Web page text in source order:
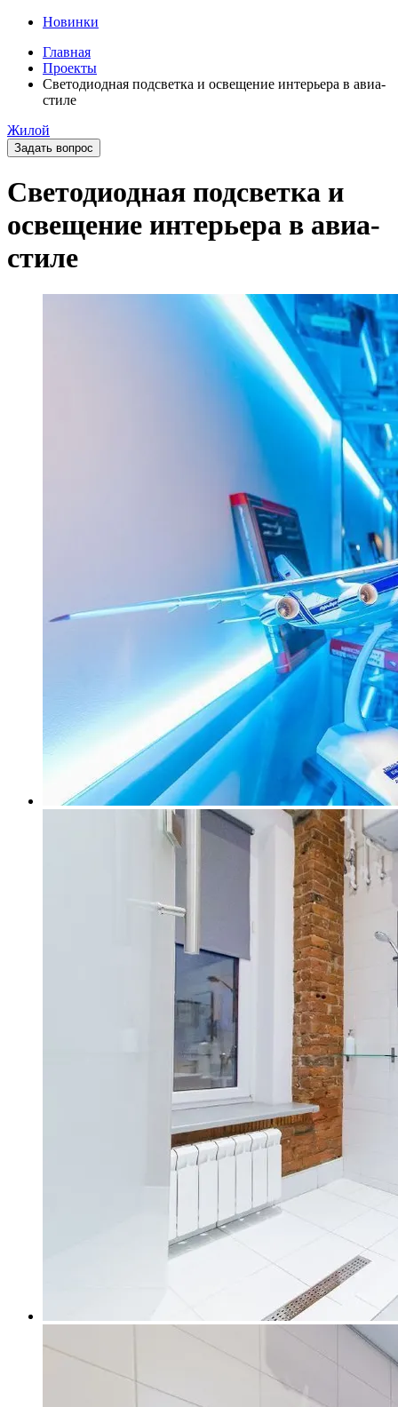
Новинки
Главная
Проекты
Светодиодная подсветка и освещение интерьера в авиа-
стиле
Жилой
Задать вопрос
Светодиодная подсветка и
освещение интерьера в авиа-
стиле